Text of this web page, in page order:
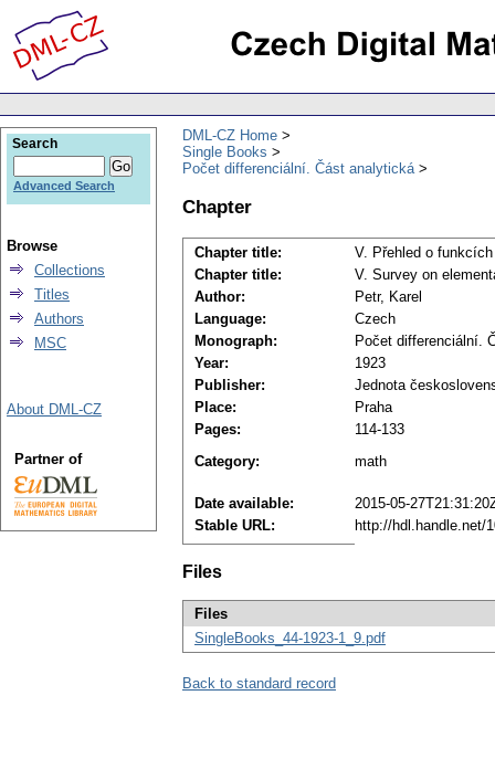
DML-CZ Home
Single Books
Počet differenciální. Část analytická
Chapter
Chapter title:
V. Přehled o
Chapter title:
V. Survey on
Author:
Petr, Karel
Language:
Czech
Monograph:
Počet differenciální.
Year:
1923
Publisher:
Jednota
Place:
Praha
Pages:
114-133
Category:
math
Date available:
2015-05-
Stable URL:
http://hdl.handle.net/
Files
Files
SingleBooks_44-1923-1_9.pdf
Back to standard record
Search
Advanced Search
Browse
Collections
Titles
Authors
MSC
About DML-CZ
Partner of